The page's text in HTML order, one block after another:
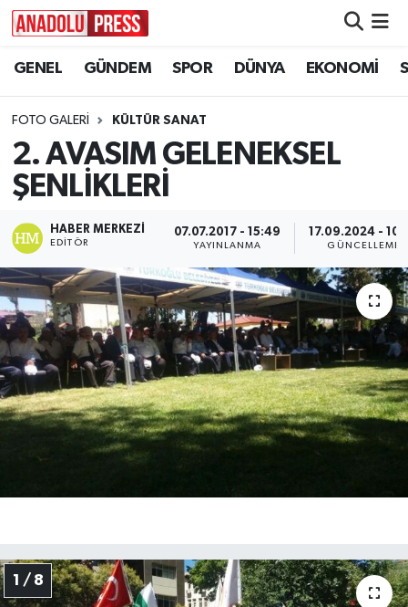
GENEL GÜNDEM SPOR DÜNYA EKONOMİ
FOTO GALERI KÜLTÜR SANAT
2. AVASIM GELENEKSEL
ŞENLİKLERİ
HABER MERKEZI
EDITÖR
07.07.2017 - 15:49
YAYINLANMA
17.09.2024 -
GÜNCELLEME
1 / 8
Nöbetçi Eczaneler
Hava Durumu
Namaz Vakitleri
Tüm Manşetler
Son Dakika Haberleri
Haber Arşivi